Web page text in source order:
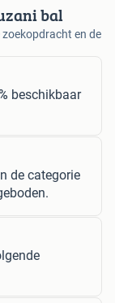
bal
en de
beschikbaar
de categorie